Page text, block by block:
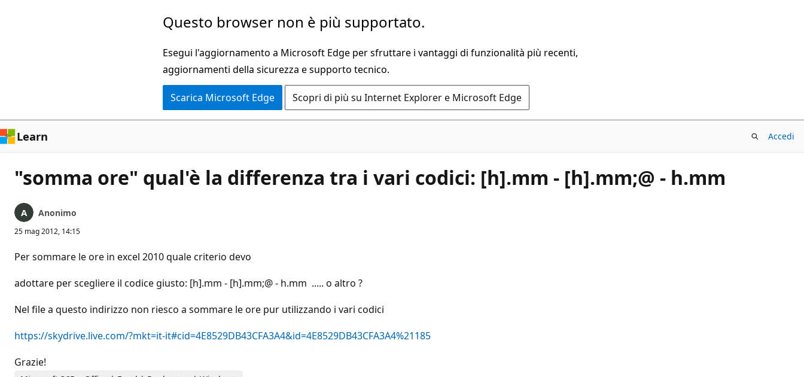
Questo browser non è più supportato.
Esegui l'aggiornamento a Microsoft Edge per sfruttare i vantaggi di funzionalità più recenti,
aggiornamenti della sicurezza e supporto tecnico.
Scarica Microsoft Edge Scopri di più su Internet Explorer e Microsoft Edge
Learn Accedi
"somma ore" qual'è la differenza tra i vari codici: [h].mm - [h].mm;@ - h.mm
Anonimo
25 mag 2012, 14:15
Per sommare le ore in excel 2010 quale criterio devo
adottare per scegliere il codice giusto: [h].mm - [h].mm;@ - h.mm ..... o altro ?
Nel file a questo indirizzo non riesco a sommare le ore pur utilizzando i vari codici
https://skydrive.live.com/?mkt=it-it#cid=4E8529DB43CFA3A4&id=4E8529DB43CFA3A4%21185
Grazie!